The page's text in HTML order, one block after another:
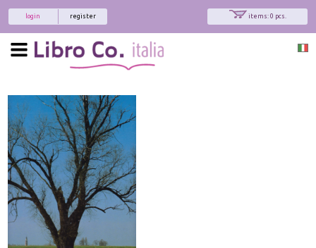
items: 0 pcs.
register
login